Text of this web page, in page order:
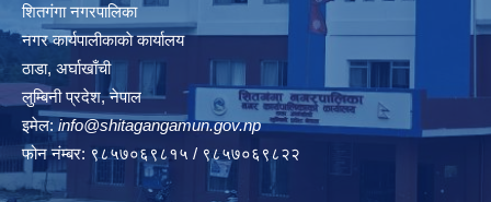
शितगंगा नगरपालिका
नगर कार्यपालीकाकाे कार्यालय
ठाडा, अर्घाखाँची
लुम्बिनी प्रदेश, नेपाल
इमेल: info@shitagangamun.gov.np
फोन नंम्बर: ९८५७०६९८१५ / ९८५७०६९८२२